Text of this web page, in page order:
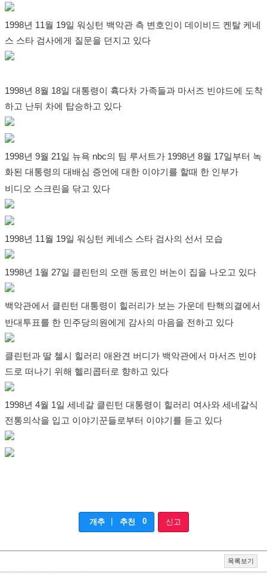
1998년 11월 19일 워싱턴 백악관 측 변호인이 데이비드 켄탈 케네
스 스타 검사에게 질문을 던지고 있다
1998년 8월 18일 대통령이 휵다차 가족들과 마서즈 빈야드에 도착
하고 난뒤 차에 탑승하고 있다
1998년 9월 21일 뉴욕 nbc의 팀 루서트가 1998년 8월 17일부터 녹
화된 대통령의 대배심 증언에 대한 이야기를 할때 한 인부가
비디오 스크린을 닦고 있다
1998년 11월 19일 워싱턴 케네스 스타 검사의 선서 모습
1998년 1월 27일 클린턴의 오랜 동료인 버논이 집을 나오고 있다
백악관에서 클린턴 대통령이 힐러리가 보는 가운데 탄핵의결에서
반대투표를 한 민주당의원에게 감사의 마음을 전하고 있다
클린턴과 딸 첼시 힐러리 애완견 버디가 백악관에서 마서즈 빈야
드로 떠나기 위해 헬리콥터로 향하고 있다
1998년 4월 1일 세네갈 클린턴 대통령이 힐러리 여사와 세네갈식
전통의삭을 입고 이야기꾼들로부터 이야기를 듣고 있다
개추 추천 0 신고
목록보기